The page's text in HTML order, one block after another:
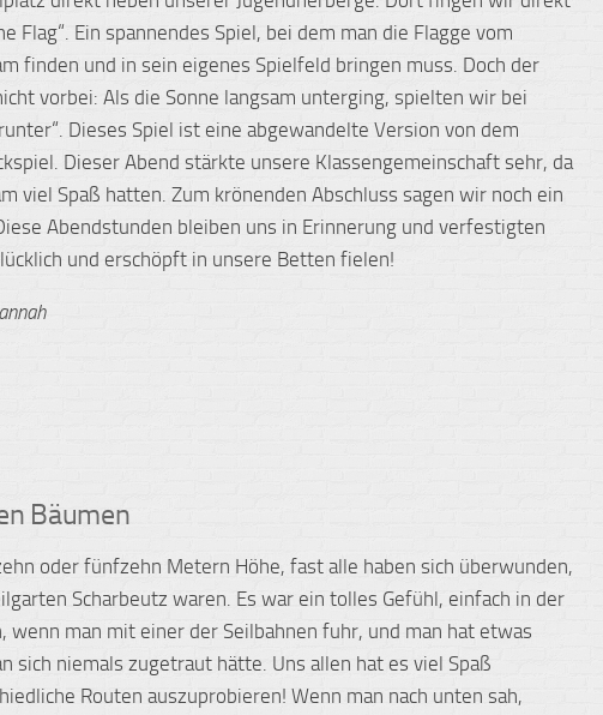
Flag“. Ein spannendes Spiel, bei dem man die Flagge vom
finden und in sein eigenes Spielfeld bringen muss. Doch der
vorbei: Als die Sonne langsam unterging, spielten wir bei
Dieses Spiel ist eine abgewandelte Version von dem
Dieser Abend stärkte unsere Klassengemeinschaft sehr, da
viel Spaß hatten. Zum krönenden Abschluss sagen wir noch ein
Abendstunden bleiben uns in Erinnerung und verfestigten
und erschöpft in unsere Betten fielen!
Bäumen
oder fünfzehn Metern Höhe, fast alle haben sich überwunden,
Scharbeutz waren. Es war ein tolles Gefühl, einfach in der
wenn man mit einer der Seilbahnen fuhr, und man hat etwas
sich niemals zugetraut hätte. Uns allen hat es viel Spaß
Routen auszuprobieren! Wenn man nach unten sah,